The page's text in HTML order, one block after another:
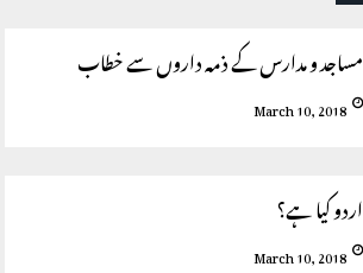
مساجد و مدارس کے ذمہ داروں سے خطاب
March 10, 2018
اردو کیا ہے؟
March 10, 2018